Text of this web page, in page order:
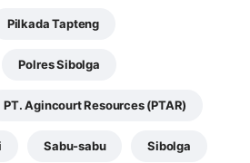
Pilkada Tapteng
Polres Sibolga
PT. Agincourt Resources (PTAR)
Sabu-sabu Sibolga